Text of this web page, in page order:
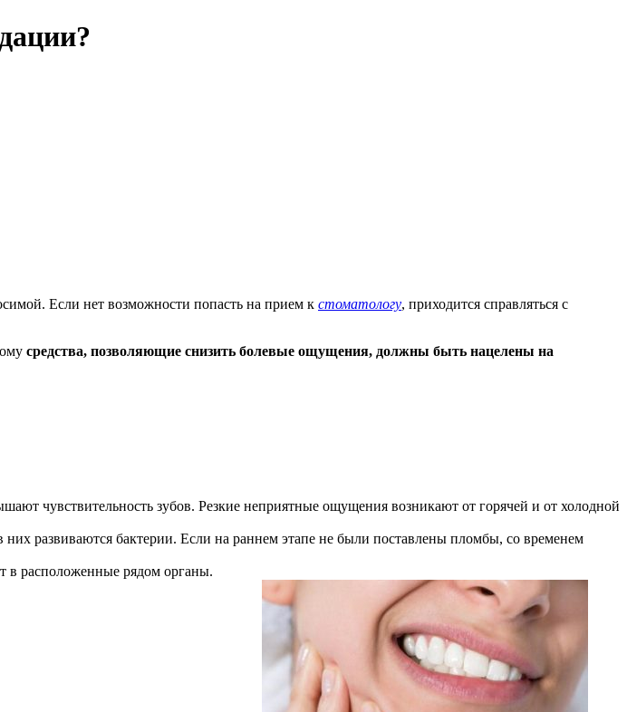
Если нет возможности попасть на прием к стоматологу, приходится справляться с
средства, позволяющие снизить болевые ощущения, должны быть нацелены на
чувствительность зубов. Резкие неприятные ощущения возникают от горячей и от холодной
развиваются бактерии. Если на раннем этапе не были поставлены пломбы, со временем
в расположенные рядом органы.